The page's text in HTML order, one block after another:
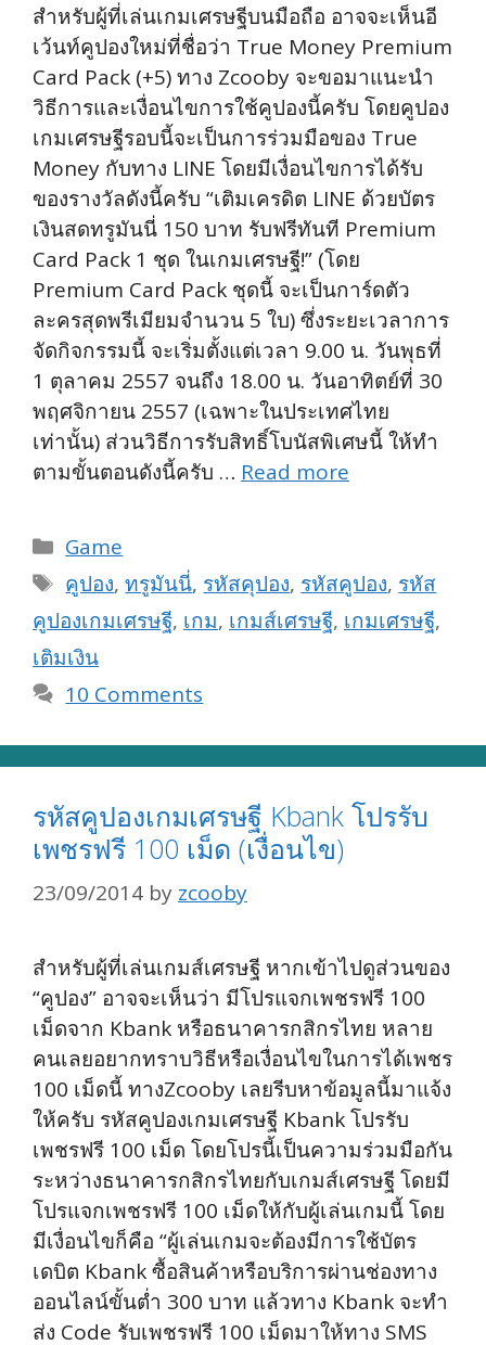
สำหรับผู้ที่เล่นเกมเศรษฐีบนมือถือ อาจจะเห็นอี
เว้นท์คูปองใหม่ที่ชื่อว่า True Money Premium
Card Pack (+5) ทาง Zcooby จะขอมาแนะนำ
วิธีการและเงื่อนไขการใช้คูปองนี้ครับ โดยคูปอง
เกมเศรษฐีรอบนี้จะเป็นการร่วมมือของ True
Money กับทาง LINE โดยมีเงื่อนไขการได้รับ
ของรางวัลดังนี้ครับ “เติมเครดิต LINE ด้วยบัตร
เงินสดทรูมันนี่ 150 บาท รับฟรีทันที Premium
Card Pack 1 ชุด ในเกมเศรษฐี!” (โดย
Premium Card Pack ชุดนี้ จะเป็นการ์ดตัว
ละครสุดพรีเมียมจำนวน 5 ใบ) ซึ่งระยะเวลาการ
จัดกิจกรรมนี้ จะเริ่มตั้งแต่เวลา 9.00 น. วันพุธที่
1 ตุลาคม 2557 จนถึง 18.00 น. วันอาทิตย์ที่ 30
พฤศจิกายน 2557 (เฉพาะในประเทศไทย
เท่านั้น) ส่วนวิธีการรับสิทธิ์โบนัสพิเศษนี้ ให้ทำ
ตามขั้นตอนดังนี้ครับ … Read more
Categories
Game
Tags
คูปอง,ทรูมันนี่, รหัสคุปอง, รหัสคูปอง, รหัส
คูปองเกมเศรษฐี, เกม, เกมส์เศรษฐี, เกมเศรษฐี,
เติมเงิน
10 Comments
รหัสคูปองเกมเศรษฐี Kbank โปรรับ
เพชรฟรี 100 เม็ด (เงื่อนไข)
23/09/2014 by zcooby
สำหรับผู้ที่เล่นเกมส์เศรษฐี หากเข้าไปดูส่วนของ
“คูปอง” อาจจะเห็นว่า มีโปรแจกเพชรฟรี 100
เม็ดจาก Kbank หรือธนาคารกสิกรไทย หลาย
คนเลยอยากทราบวิธีหรือเงื่อนไขในการได้เพชร
100 เม็ดนี้ ทางZcooby เลยรีบหาข้อมูลนี้มาแจ้ง
ให้ครับ รหัสคูปองเกมเศรษฐี Kbank โปรรับ
เพชรฟรี 100 เม็ด โดยโปรนี้เป็นความร่วมมือกัน
ระหว่างธนาคารกสิกรไทยกับเกมส์เศรษฐี โดยมี
โปรแจกเพชรฟรี 100 เม็ดให้กับผู้เล่นเกมนี้ โดย
มีเงื่อนไขก็คือ “ผู้เล่นเกมจะต้องมีการใช้บัตร
เดบิต Kbank ซื้อสินค้าหรือบริการผ่านช่องทาง
ออนไลน์ขั้นต่ำ 300 บาท แล้วทาง Kbank จะทำ
ส่ง Code รับเพชรฟรี 100 เม็ดมาให้ทาง SMS